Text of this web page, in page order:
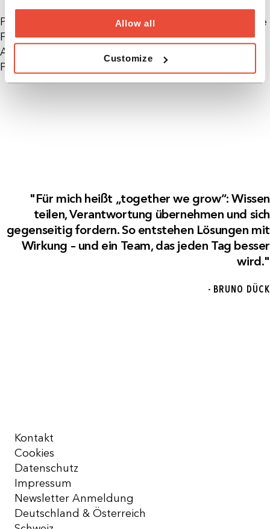
Allow all
Customize
Privat interessiert sich Bruno für Sport, insbesondere
Fußball, sowie für Themen rund um intelligente
Automatisierung, die er gern auch als kleines Side-
Project umsetzt.
"Für mich heißt „together we grow“: Wissen
teilen, Verantwortung übernehmen und sich
gegenseitig fordern. So entstehen Lösungen mit
Wirkung – und ein Team, das jeden Tag besser
wird."
- BRUNO DÜCK
Kontakt
Cookies
Datenschutz
Impressum
Newsletter Anmeldung
Deutschland & Österreich